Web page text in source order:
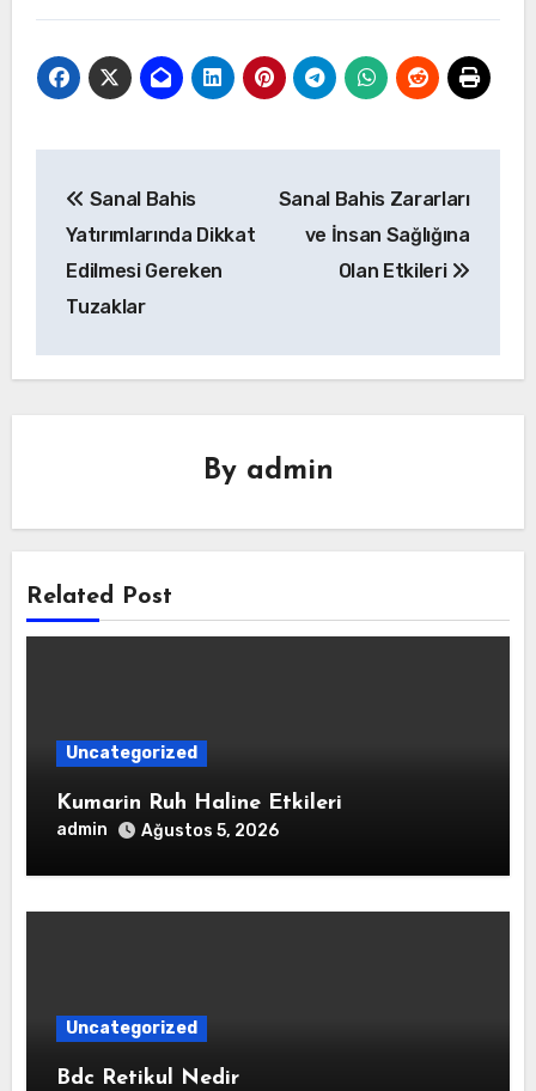
gezinmesi
Sanal Bahis
Yatırımlarında Dikkat
Edilmesi Gereken
Tuzaklar
Sanal Bahis Zararları
ve İnsan Sağlığına
Olan Etkileri
By admin
Related Post
Uncategorized
Kumarin Ruh Haline Etkileri
admin Ağustos 5, 2026
Uncategorized
Bdc Retikul Nedir